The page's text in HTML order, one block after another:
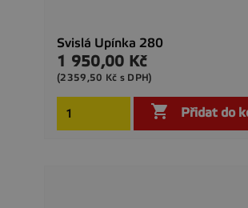
Svislá Upínka 280
Cena
1 950,00 Kč
(2359,50 Kč s DPH)
 Přidat do